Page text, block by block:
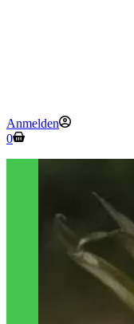
Anmelden
Warenkorb
0